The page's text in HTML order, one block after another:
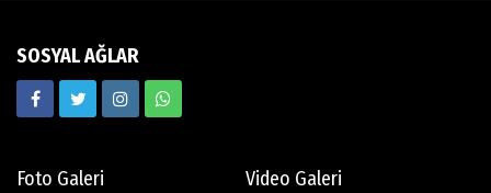
SOSYAL AĞLAR
Foto Galeri
Video Galeri